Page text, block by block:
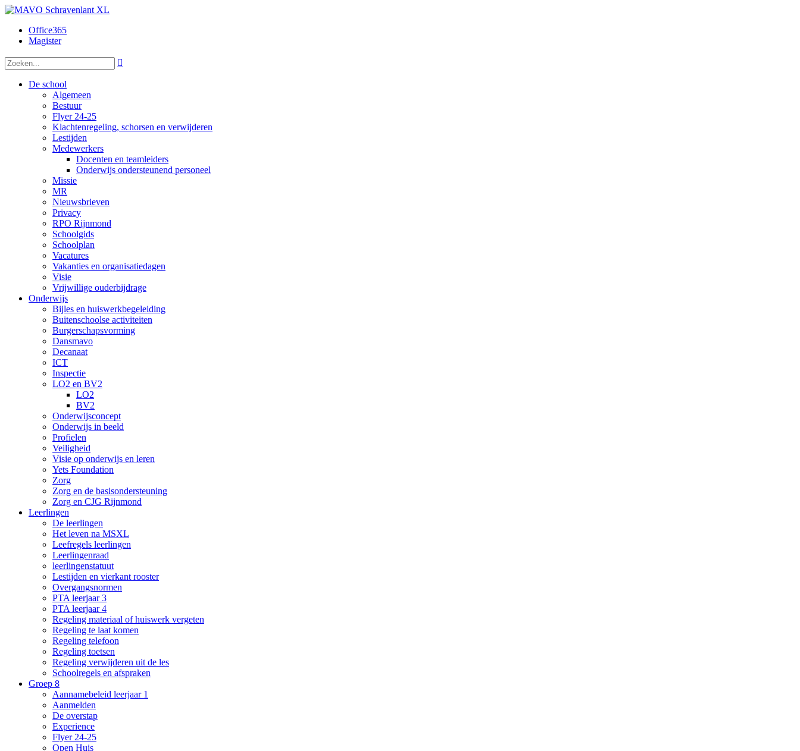
Office365
Magister

De school
Algemeen
Bestuur
Flyer 24-25
Klachtenregeling, schorsen en verwijderen
Lestijden
Medewerkers
Docenten en teamleiders
Onderwijs ondersteunend personeel
Missie
MR
Nieuwsbrieven
Privacy
RPO Rijnmond
Schoolgids
Schoolplan
Vacatures
Vakanties en organisatiedagen
Visie
Vrijwillige ouderbijdrage
Onderwijs
Bijles en huiswerkbegeleiding
Buitenschoolse activiteiten
Burgerschapsvorming
Dansmavo
Decanaat
ICT
Inspectie
LO2 en BV2
LO2
BV2
Onderwijsconcept
Onderwijs in beeld
Profielen
Veiligheid
Visie op onderwijs en leren
Yets Foundation
Zorg
Zorg en de basisondersteuning
Zorg en CJG Rijnmond
Leerlingen
De leerlingen
Het leven na MSXL
Leefregels leerlingen
Leerlingenraad
leerlingenstatuut
Lestijden en vierkant rooster
Overgangsnormen
PTA leerjaar 3
PTA leerjaar 4
Regeling materiaal of huiswerk vergeten
Regeling te laat komen
Regeling telefoon
Regeling toetsen
Regeling verwijderen uit de les
Schoolregels en afspraken
Groep 8
Aannamebeleid leerjaar 1
Aanmelden
De overstap
Experience
Flyer 24-25
Open Huis